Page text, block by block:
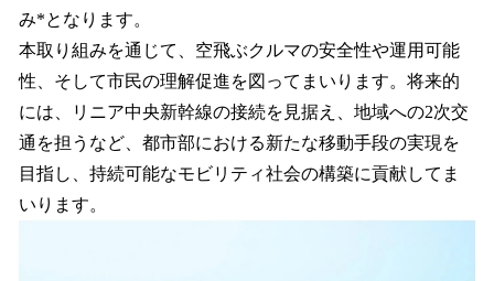
み*となります。
本取り組みを通じて、空飛ぶクルマの安全性や運用可能
性、そして市民の理解促進を図ってまいります。将来的
には、リニア中央新幹線の接続を見据え、地域への2次交
通を担うなど、都市部における新たな移動手段の実現を
目指し、持続可能なモビリティ社会の構築に貢献してま
いります。